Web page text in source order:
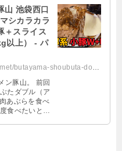
山 池袋西口
シカラカラ
＋スライス
以上） - パ
ン豚山。 前回
たダブル（ア
あぶらを食べ
食べたいと思